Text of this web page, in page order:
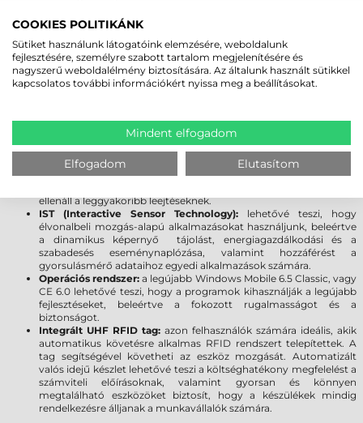
MOTOROLA/SYMBOL MC9090-G VS.
MC9190-G
Processzor:a jobb processzornak köszönhetően gyorsabb az
alkalmazások futtatása, nő a termelékenység. Az asztali
Memória:a memória jelentős növelése elősegíti az alkalmazások
feldolgozási sebességét, bőséges helyet biztosítva az adatoknak,
programoknak.
Kijelző:a Gorilla Glass kijelző növeli a szkenner tartósságát,
továbbá meggátolja a karcolások kialakulását. A sérülésekre
ellenáll a leggyakoribb leejtéseknek.
IST (Interactive Sensor Technology): lehetővé teszi, hogy
élvonalbeli mozgás-alapú alkalmazásokat használjunk, beleértve
a dinamikus képernyő tájolást, energiagazdálkodási és a
szabadesés eseménynaplózása, valamint hozzáférést a
gyorsulásmérő adataihoz egyedi alkalmazások számára.
Operációs rendszer: a legújabb Windows Mobile 6.5 Classic, vagy
CE 6.0 lehetővé teszi, hogy a programok kihasználják a legújabb
fejlesztéseket, beleértve a fokozott rugalmasságot és a
biztonságot.
Integrált UHF RFID tag: azon felhasználók számára ideális, akik
automatikus követésre alkalmas RFID rendszert telepítettek. A
tag segítségével követheti az eszköz mozgását. Automatizált
valós idejű készlet lehetővé teszi a költséghatékony megfelelést a
számviteli előírásoknak, valamint gyorsan és könnyen
megtalálható eszközöket biztosít, hogy a készülékek mindig
rendelkezésre álljanak a munkavállalók számára.
COOKIES POLITIKÁNK
Sütiket használunk látogatóink elemzésére, weboldalunk
fejlesztésére, személyre szabott tartalom megjelenítésére és
nagyszerű weboldalélmény biztosítására. Az általunk használt sütikkel
kapcsolatos további információkért nyissa meg a beállításokat.
Mindent elfogadom
Elfogadom Elutasítom